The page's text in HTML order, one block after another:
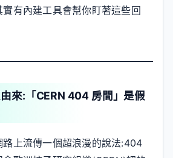
實有內建工具會幫你盯著這些回
來:「CERN 404 房間」是假
路上流傳一個超浪漫的說法:404